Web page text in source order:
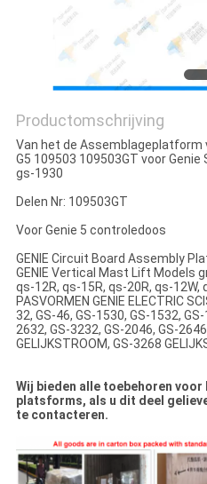
Productomschrijving
Van het de Assemblageplatform
G5 109503 109503GT voor
gs-1930
Delen Nr: 109503GT
Voor Genie 5 controledoos
GENIE Circuit Board Assembly
GENIE Vertical Mast Lift Models
qs-12R, qs-15R, qs-20R, qs-12W,
PASVORMEN GENIE ELECTRIC
32, GS-46, GS-1530, GS-1532,
2632, GS-3232, GS-2046, GS-
GELIJKSTROOM, GS-3268
Wij bieden alle toebehoren voor
platsforms, als u dit deel
te contacteren.